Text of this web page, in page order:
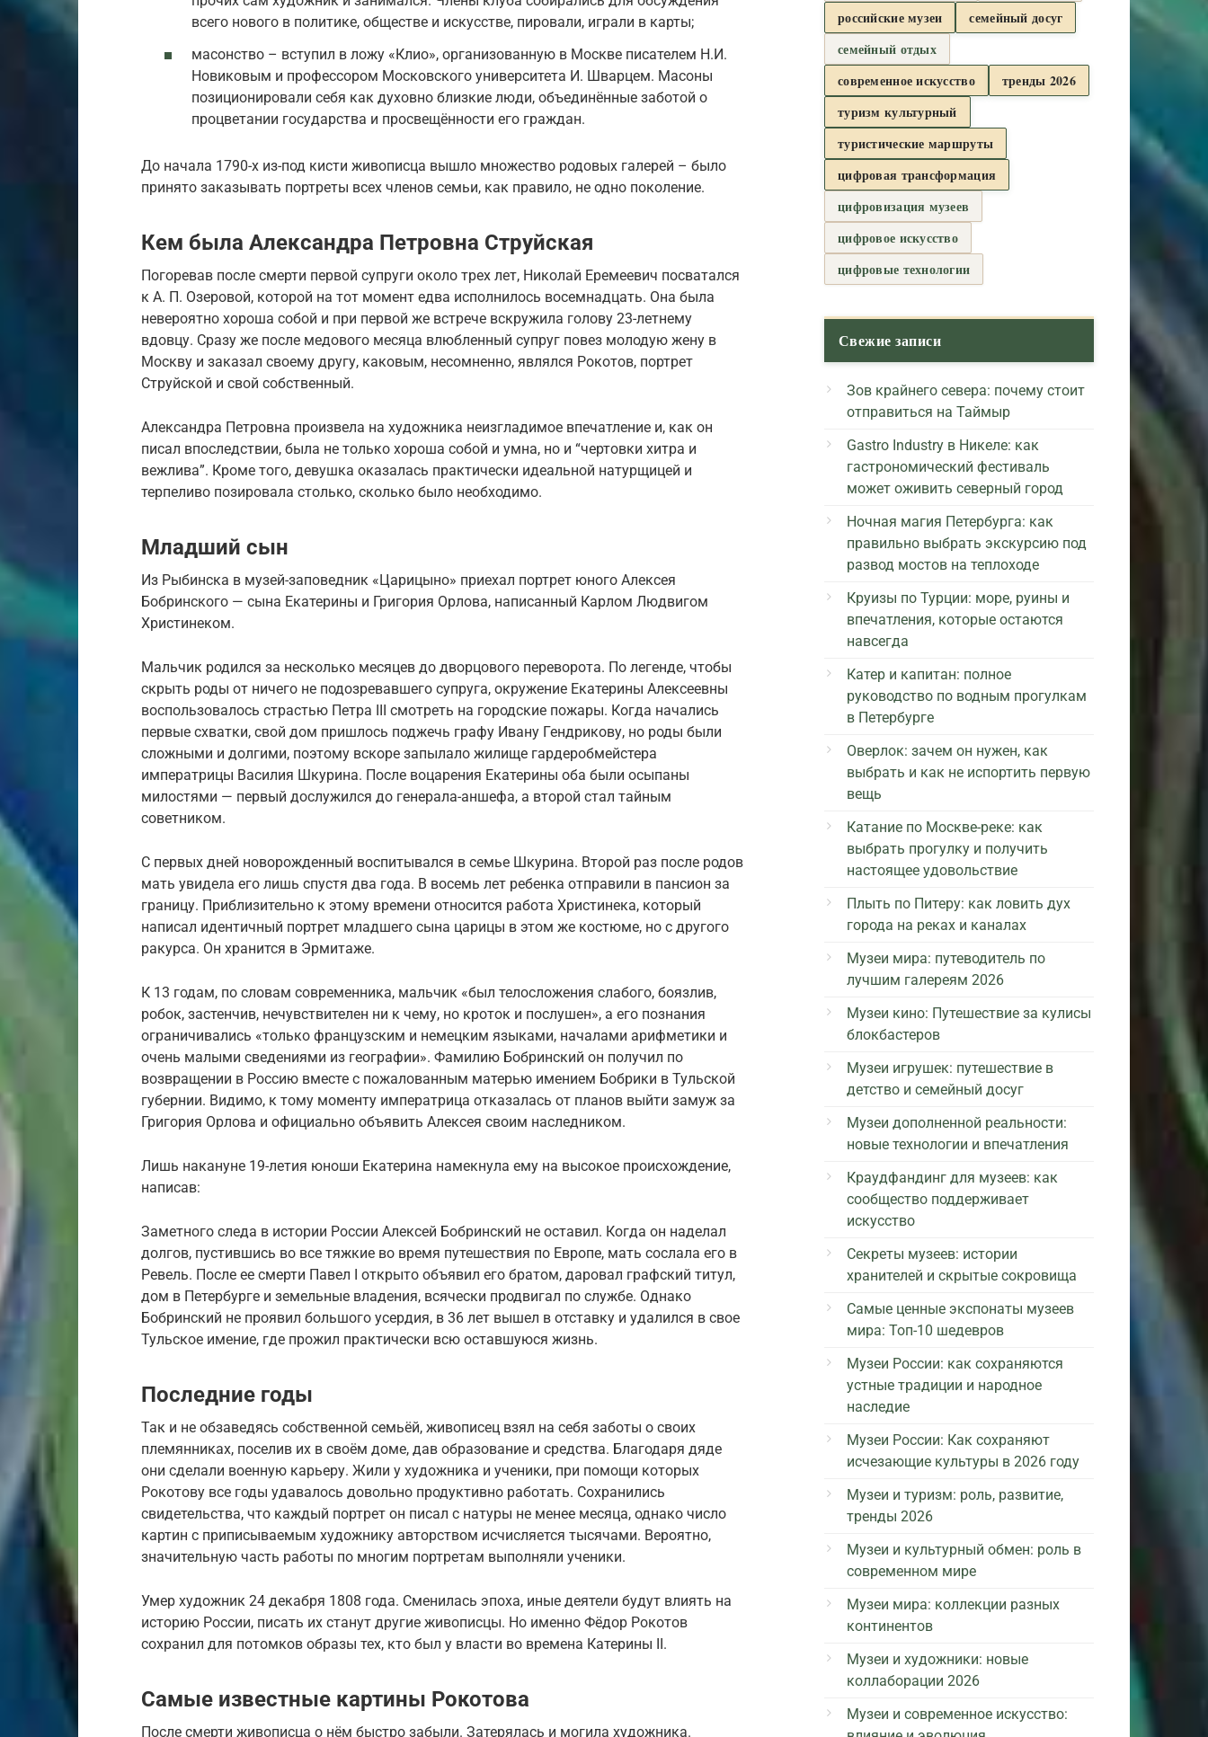
всего нового в политике, обществе и искусстве, пировали, играли в карты;
масонство – вступил в ложу «Клио», организованную в Москве писателем Н.И.
Новиковым и профессором Московского университета И. Шварцем. Масоны
позиционировали себя как духовно близкие люди, объединённые заботой о
процветании государства и просвещённости его граждан.
До начала 1790-х из-под кисти живописца вышло множество родовых галерей – было
принято заказывать портреты всех членов семьи, как правило, не одно поколение.
Кем была Александра Петровна Струйская
Погоревав после смерти первой супруги около трех лет, Николай Еремеевич посватался
к А. П. Озеровой, которой на тот момент едва исполнилось восемнадцать. Она была
невероятно хороша собой и при первой же встрече вскружила голову 23-летнему
вдовцу. Сразу же после медового месяца влюбленный супруг повез молодую жену в
Москву и заказал своему другу, каковым, несомненно, являлся Рокотов, портрет
Струйской и свой собственный.
Александра Петровна произвела на художника неизгладимое впечатление и, как он
писал впоследствии, была не только хороша собой и умна, но и “чертовки хитра и
вежлива”. Кроме того, девушка оказалась практически идеальной натурщицей и
терпеливо позировала столько, сколько было необходимо.
Младший сын
Из Рыбинска в музей-заповедник «Царицыно» приехал портрет юного Алексея
Бобринского — сына Екатерины и Григория Орлова, написанный Карлом Людвигом
Христинеком.
Мальчик родился за несколько месяцев до дворцового переворота. По легенде, чтобы
скрыть роды от ничего не подозревавшего супруга, окружение Екатерины Алексеевны
воспользовалось страстью Петра III смотреть на городские пожары. Когда начались
первые схватки, свой дом пришлось поджечь графу Ивану Гендрикову, но роды были
сложными и долгими, поэтому вскоре запылало жилище гардеробмейстера
императрицы Василия Шкурина. После воцарения Екатерины оба были осыпаны
милостями — первый дослужился до генерала-аншефа, а второй стал тайным
советником.
С первых дней новорожденный воспитывался в семье Шкурина. Второй раз после родов
мать увидела его лишь спустя два года. В восемь лет ребенка отправили в пансион за
границу. Приблизительно к этому времени относится работа Христинека, который
написал идентичный портрет младшего сына царицы в этом же костюме, но с другого
ракурса. Он хранится в Эрмитаже.
К 13 годам, по словам современника, мальчик «был телосложения слабого, боязлив,
робок, застенчив, нечувствителен ни к чему, но кроток и послушен», а его познания
ограничивались «только французским и немецким языками, началами арифметики и
очень малыми сведениями из географии». Фамилию Бобринский он получил по
возвращении в Россию вместе с пожалованным матерью имением Бобрики в Тульской
губернии. Видимо, к тому моменту императрица отказалась от планов выйти замуж за
Григория Орлова и официально объявить Алексея своим наследником.
Лишь накануне 19-летия юноши Екатерина намекнула ему на высокое происхождение,
написав:
Заметного следа в истории России Алексей Бобринский не оставил. Когда он наделал
долгов, пустившись во все тяжкие во время путешествия по Европе, мать сослала его в
Ревель. После ее смерти Павел I открыто объявил его братом, даровал графский титул,
дом в Петербурге и земельные владения, всячески продвигал по службе. Однако
Бобринский не проявил большого усердия, в 36 лет вышел в отставку и удалился в свое
Тульское имение, где прожил практически всю оставшуюся жизнь.
Последние годы
Так и не обзаведясь собственной семьёй, живописец взял на себя заботы о своих
племянниках, поселив их в своём доме, дав образование и средства. Благодаря дяде
они сделали военную карьеру. Жили у художника и ученики, при помощи которых
Рокотову все годы удавалось довольно продуктивно работать. Сохранились
свидетельства, что каждый портрет он писал с натуры не менее месяца, однако число
картин с приписываемым художнику авторством исчисляется тысячами. Вероятно,
значительную часть работы по многим портретам выполняли ученики.
Умер художник 24 декабря 1808 года. Сменилась эпоха, иные деятели будут влиять на
историю России, писать их станут другие живописцы. Но именно Фёдор Рокотов
сохранил для потомков образы тех, кто был у власти во времена Катерины II.
Самые известные картины Рокотова
После смерти живописца о нём быстро забыли. Затерялась и могила художника.
российские музеи
семейный досуг
семейный отдых
современное искусство
тренды 2026
туризм культурный
туристические маршруты
цифровая трансформация
цифровизация музеев
цифровое искусство
цифровые технологии
Свежие записи
Зов крайнего севера: почему стоит
отправиться на Таймыр
Gastro Industry в Никеле: как
гастрономический фестиваль
может оживить северный город
Ночная магия Петербурга: как
правильно выбрать экскурсию под
развод мостов на теплоходе
Круизы по Турции: море, руины и
впечатления, которые остаются
навсегда
Катер и капитан: полное
руководство по водным прогулкам
в Петербурге
Оверлок: зачем он нужен, как
выбрать и как не испортить первую
вещь
Катание по Москве-реке: как
выбрать прогулку и получить
настоящее удовольствие
Плыть по Питеру: как ловить дух
города на реках и каналах
Музеи мира: путеводитель по
лучшим галереям 2026
Музеи кино: Путешествие за кулисы
блокбастеров
Музеи игрушек: путешествие в
детство и семейный досуг
Музеи дополненной реальности:
новые технологии и впечатления
Краудфандинг для музеев: как
сообщество поддерживает
искусство
Секреты музеев: истории
хранителей и скрытые сокровища
Самые ценные экспонаты музеев
мира: Топ-10 шедевров
Музеи России: как сохраняются
устные традиции и народное
наследие
Музеи России: Как сохраняют
исчезающие культуры в 2026 году
Музеи и туризм: роль, развитие,
тренды 2026
Музеи и культурный обмен: роль в
современном мире
Музеи мира: коллекции разных
континентов
Музеи и художники: новые
коллаборации 2026
Музеи и современное искусство: